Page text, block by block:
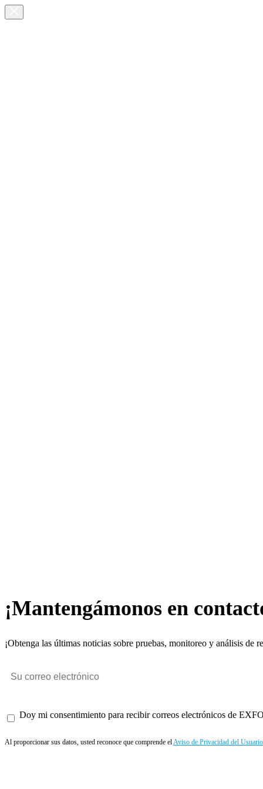
¡Mantengámonos en
¡Obtenga las últimas noticias sobre pruebas, monitoreo y análisis de
Doy mi consentimiento para recibir correos electrónicos de
Al proporcionar sus datos, usted reconoce que comprende elAviso de Privacidad del Usuario